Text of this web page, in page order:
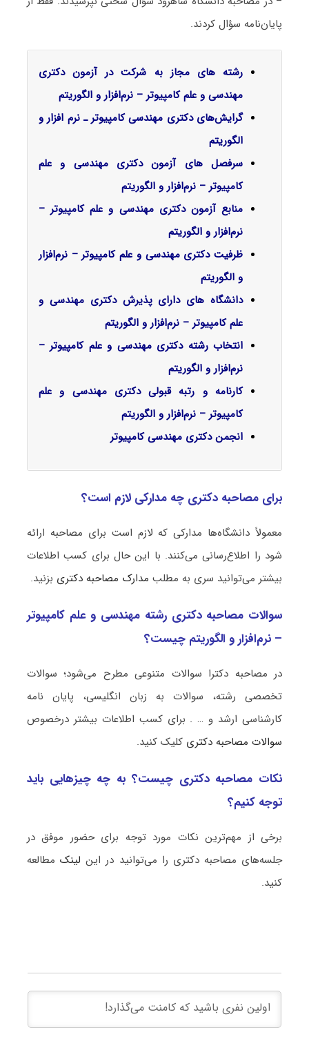
پایان‌نامه سؤال کردند.
رشته های مجاز به شرکت در آزمون دکتری
مهندسی و علم کامپیوتر – نرم‌افزار و الگوریتم
گرایش‌های دکتری مهندسی کامپیوتر ـ نرم افزار و
الگوریتم
سرفصل‌ های آزمون دکتری مهندسی و علم
کامپیوتر – نرم‌افزار و الگوریتم
منابع آزمون دکتری مهندسی و علم کامپیوتر –
نرم‌افزار و الگوریتم
ظرفیت دکتری مهندسی و علم کامپیوتر – نرم‌افزار
و الگوریتم
دانشگاه های دارای پذیرش دکتری مهندسی و
علم کامپیوتر – نرم‌افزار و الگوریتم
انتخاب رشته دکتری مهندسی و علم کامپیوتر –
نرم‌افزار و الگوریتم
کارنامه و رتبه قبولی دکتری مهندسی و علم
کامپیوتر – نرم‌افزار و الگوریتم
انجمن دکتری مهندسی کامپیوتر
برای مصاحبه دکتری چه مدارکی لازم است؟
معمولاً دانشگاه‌ها مدارکی که لازم است برای مصاحبه ارائه
شود را اطلاع‌رسانی می‌کنند. با این حال برای کسب اطلاعات
بیشتر می‌توانید سری به مطلب مدارک مصاحبه دکتری بزنید.
سوالات مصاحبه دکتری رشته مهندسی و علم کامپیوتر
– نرم‌افزار و الگوریتم چیست؟
در مصاحبه دکترا سوالات متنوعی مطرح می‌شود؛ سوالات
تخصصی رشته، سوالات به زبان انگلیسی، پایان نامه
کارشناسی ارشد و … . برای کسب اطلاعات بیشتر درخصوص
سوالات مصاحبه دکتری کلیک کنید.
نکات مصاحبه دکتری چیست؟ به چه چیزهایی باید
توجه کنیم؟
برخی از مهم‌ترین نکات مورد توجه برای حضور موفق در
جلسه‌های مصاحبه دکتری را می‌توانید در این لینکمطالعه
کنید.